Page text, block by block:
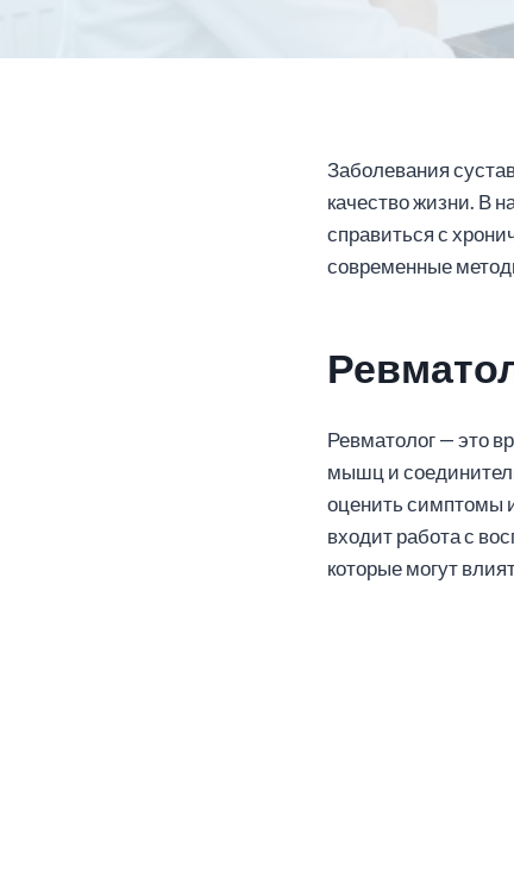
Заболевания
качество жизни. В
справиться с
современные
Ревматолог — это
мышц и
оценить симптомы
входит работа с
которые могут